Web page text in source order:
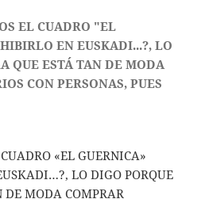
EL CUADRO "EL
EN EUSKADI...?, LO
QUE ESTÁ TAN DE MODA
CON PERSONAS, PUES
«EL GUERNICA»
LO DIGO PORQUE
DE MODA COMPRAR